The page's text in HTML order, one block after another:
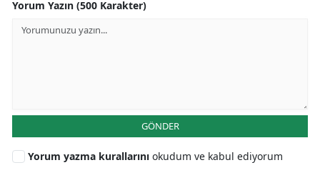
Yorum Yazın (500 Karakter)
GÖNDER
Yorum yazma kurallarını okudum ve kabul ediyorum